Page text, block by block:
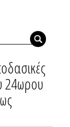
24ωρου